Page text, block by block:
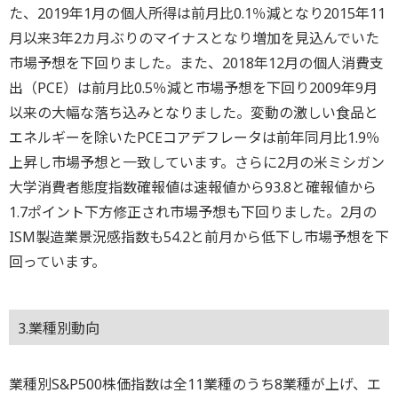
た、2019年1月の個人所得は前月比0.1％減となり2015年11
月以来3年2カ月ぶりのマイナスとなり増加を見込んでいた
市場予想を下回りました。また、2018年12月の個人消費支
出（PCE）は前月比0.5％減と市場予想を下回り2009年9月
以来の大幅な落ち込みとなりました。変動の激しい食品と
エネルギーを除いたPCEコアデフレータは前年同月比1.9％
上昇し市場予想と一致しています。さらに2月の米ミシガン
大学消費者態度指数確報値は速報値から93.8と確報値から
1.7ポイント下方修正され市場予想も下回りました。2月の
ISM製造業景況感指数も54.2と前月から低下し市場予想を下
回っています。
3.業種別動向
業種別S&P500株価指数は全11業種のうち8業種が上げ、エ